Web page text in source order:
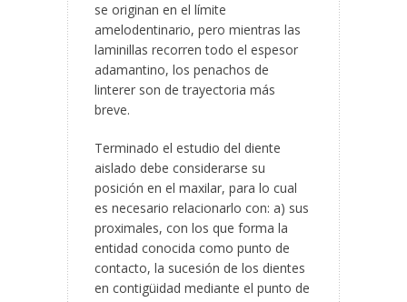
se originan en el límite
amelodentinario, pero mientras las
laminillas recorren todo el espesor
adamantino, los penachos de
linterer son de trayectoria más
breve.
Terminado el estudio del diente
aislado debe considerarse su
posición en el maxilar, para lo cual
es necesario relacionarlo con: a) sus
proximales, con los que forma la
entidad conocida como punto de
contacto, la sucesión de los dientes
en contigüidad mediante el punto de